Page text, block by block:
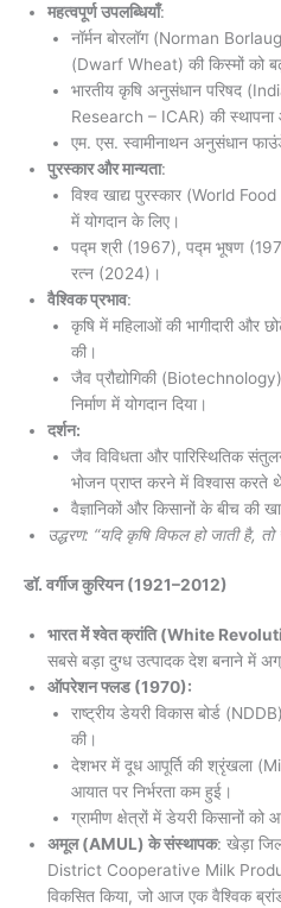
महत्वपूर्ण उपलब्धियाँ:
नॉर्मन बोरलॉग (Norman
(Dwarf Wheat) की किस्मों को
भारतीय कृषि अनुसंधान परिषद
Research – ICAR) की स्थापना
एम. एस. स्वामीनाथन अनुसंधान
पुरस्कार और मान्यता:
विश्व खाद्य पुरस्कार (World
में योगदान के लिए।
पद्म श्री (1967), पद्म भूषण
रत्न (2024)।
वैश्विक प्रभाव:
कृषि में महिलाओं की भागीदारी और
की।
जैव प्रौद्योगिकी
निर्माण में योगदान दिया।
दर्शन:
जैव विविधता और पारिस्थितिक
भोजन प्राप्त करने में विश्वास करते
वैज्ञानिकों और किसानों के बीच की
उद्धरण: “यदि कृषि विफल हो जाती है,
डॉ. वर्गीज कुरियन(1921–2012)
भारत में श्वेत क्रांति (White
सबसे बड़ा दुग्ध उत्पादक देश बनाने में
ऑपरेशन फ्लड (1970):
राष्ट्रीय डेयरी विकास बोर्ड
की।
देशभर में दूध आपूर्ति की श्रृंखला
आयात पर निर्भरता कम हुई।
ग्रामीण क्षेत्रों में डेयरी किसानों
अमूल (AMUL) के संस्थापक: खेड़ा
District Cooperative Milk
विकसित किया, जो आज एक वैश्विक